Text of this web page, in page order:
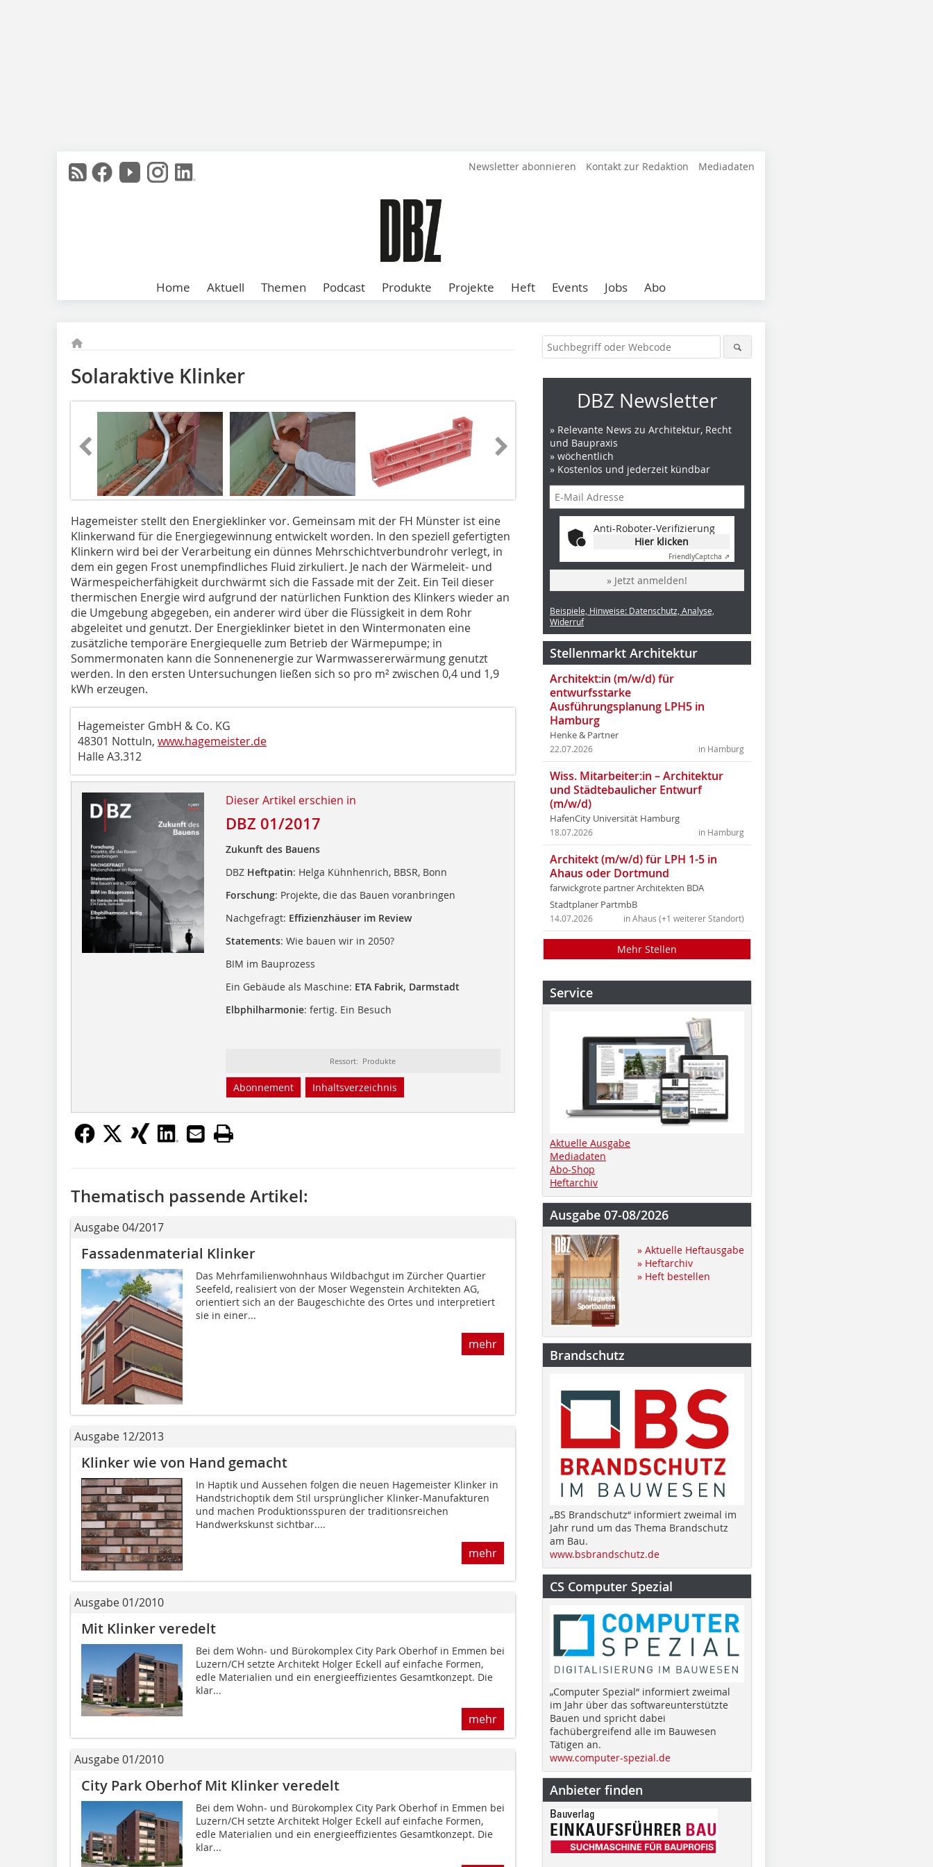
Newsletter abonnieren Kontakt zur Redaktion Mediadaten
Home Aktuell Themen Podcast Produkte Projekte Heft Events Jobs Abo
Solaraktive Klinker
Hagemeister stellt den Energieklinker vor. Gemeinsam mit der FH Münster ist eine
Klinkerwand für die Energiegewinnung entwickelt worden. In den speziell gefertigten
Klinkern wird bei der Verarbeitung ein dünnes Mehrschichtverbundrohr verlegt, in
dem ein gegen Frost unempfindliches Fluid zirkuliert. Je nach der Wärmeleit- und
Wärmespeicherfähigkeit durchwärmt sich die Fassade mit der Zeit. Ein Teil dieser
thermischen Energie wird aufgrund der natürlichen Funktion des Klinkers wieder an
die Umgebung abgegeben, ein anderer wird über die Flüssigkeit in dem Rohr
abgeleitet und genutzt. Der Energieklinker bietet in den Wintermonaten eine
zusätzliche temporäre Energiequelle zum Betrieb der Wärmepumpe; in
Sommermonaten kann die Sonnenenergie zur Warmwassererwärmung genutzt
werden. In den ersten Untersuchungen ließen sich so pro m² zwischen 0,4 und 1,9
kWh erzeugen.
Hagemeister GmbH & Co. KG
48301 Nottuln, www.hagemeister.de
Halle A3.312
Dieser Artikel erschien in
DBZ 01/2017
Zukunft des Bauens
DBZ Heftpatin: Helga Kühnhenrich, BBSR, Bonn
Forschung: Projekte, die das Bauen voranbringen
Nachgefragt: Effizienzhäuser im Review
Statements: Wie bauen wir in 2050?
BIM im Bauprozess
Ein Gebäude als Maschine: ETA Fabrik, Darmstadt
Elbphilharmonie: fertig. Ein Besuch
Ressort: Produkte
Abonnement Inhaltsverzeichnis
Thematisch passende Artikel:
Ausgabe 04/2017
Fassadenmaterial Klinker
Das Mehrfamilienwohnhaus Wildbachgut im Zürcher Quartier
Seefeld, realisiert von der Moser Wegenstein Architekten AG,
orientiert sich an der Baugeschichte des Ortes und interpretiert
sie in einer...
mehr
Ausgabe 12/2013
Klinker wie von Hand gemacht
In Haptik und Aussehen folgen die neuen Hagemeister Klinker in
Handstrichoptik dem Stil ursprünglicher Klinker-Manufakturen
und machen Produktionsspuren der traditionsreichen
Handwerkskunst sichtbar....
mehr
Ausgabe 01/2010
Mit Klinker veredelt
Bei dem Wohn- und Bürokomplex City Park Oberhof in Emmen bei
Luzern/CH setzte Architekt Holger Eckell auf einfache Formen,
edle Materialien und ein energieeffizientes Gesamtkonzept. Die
klar...
mehr
Ausgabe 01/2010
City Park Oberhof Mit Klinker veredelt
Bei dem Wohn- und Bürokomplex City Park Oberhof in Emmen bei
Luzern/CH setzte Architekt Holger Eckell auf einfache Formen,
edle Materialien und ein energieeffizientes Gesamtkonzept. Die
klar...
DBZ Newsletter
» Relevante News zu Architektur, Recht
und Baupraxis
» wöchentlich
» Kostenlos und jederzeit kündbar
Anti-Roboter-Verifizierung
Hier klicken
FriendlyCaptcha ⇗
» Jetzt anmelden!
Beispiele, Hinweise: Datenschutz, Analyse,
Widerruf
Stellenmarkt Architektur
Architekt:in (m/w/d) für
entwurfsstarke
Ausführungsplanung LPH5 in
Hamburg
Henke & Partner
in Hamburg
22.07.2026
Wiss. Mitarbeiter:in – Architektur
und Städtebaulicher Entwurf
(m/w/d)
HafenCity Universität Hamburg
in Hamburg
18.07.2026
Architekt (m/w/d) für LPH 1-5 in
Ahaus oder Dortmund
farwickgrote partner Architekten BDA
Stadtplaner PartmbB
in Ahaus (+1 weiterer Standort)
14.07.2026
Mehr Stellen
Service
Aktuelle Ausgabe
Mediadaten
Abo-Shop
Heftarchiv
Ausgabe 07-08/2026
» Aktuelle Heftausgabe
» Heftarchiv
» Heft bestellen
Brandschutz
„BS Brandschutz“ informiert zweimal im
Jahr rund um das Thema Brandschutz
am Bau.
www.bsbrandschutz.de
CS Computer Spezial
„Computer Spezial“ informiert zweimal
im Jahr über das softwareunterstützte
Bauen und spricht dabei
fachübergreifend alle im Bauwesen
Tätigen an.
www.computer-spezial.de
Anbieter finden